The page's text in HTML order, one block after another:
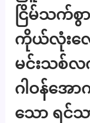
ငြိမ်သက်
ကိုယ်လုံးလေ
မင်းသစ်လ
ဂါဝန်အ
သော ရင်သ